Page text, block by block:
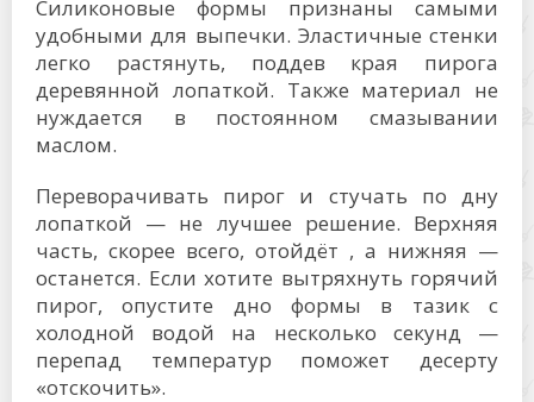
Силиконовые формы признаны самыми
удобными для выпечки. Эластичные стенки
легко растянуть, поддев края пирога
деревянной лопаткой. Также материал не
нуждается в постоянном смазывании
маслом.
Переворачивать пирог и стучать по дну
лопаткой — не лучшее решение. Верхняя
часть, скорее всего, отойдёт , а нижняя —
останется. Если хотите вытряхнуть горячий
пирог, опустите дно формы в тазик с
холодной водой на несколько секунд —
перепад температур поможет десерту
«отскочить».